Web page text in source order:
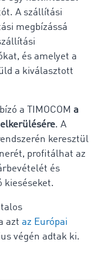
A szállítási
megbízássá
és amelyet a
a kiválasztott
a TIMOCOM a
. A
keresztül
profitálhat az
és
kieséseket.
azt az Európai
végén adtak ki.